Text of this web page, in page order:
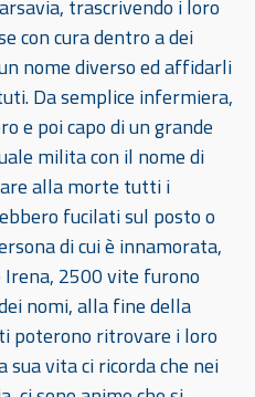
trascrivendo i loro
con cura dentro a dei
nome diverso ed affidarli
Da semplice infermiera,
e poi capo di un grande
milita con il nome di
alla morte tutti i
fucilati sul posto o
di cui è innamorata,
Irena, 2500 vite furono
nomi, alla fine della
poterono ritrovare i loro
vita ci ricorda che nei